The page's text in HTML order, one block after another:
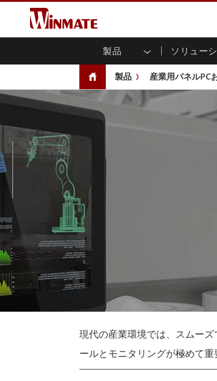
製品 ソリュー
企業モビリティコンピュ
頑丈なノートパソコン
堅牢タブレットコントローラー
ハンドヘルドコンピュータ
超堅牢タブレット
エッジAIモビリティ
車載コンピュータ
Windows 車載コンピュータ
Android 車載コンピュータ
車載用タブレット
頑丈なロボットコントロー
ロボット コントローラー
堅牢なロボットコントロ
農業
公共安全
ヘビーデューティー
会社概要
保証
マーケティングポータル
新製品情報
展示会・イベント
コアテクノロジー
製品 産業用パネルPC
現代の産業環境では、スムー
ールとモニタリングが極めて
（HMI）モニターの出番です